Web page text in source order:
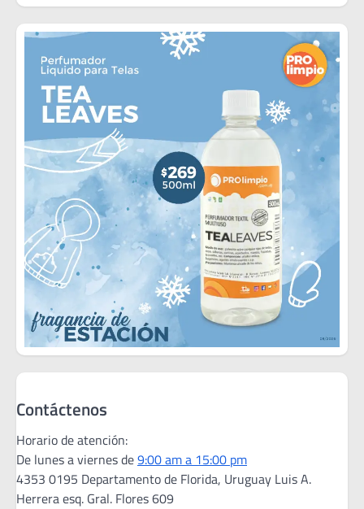
Contáctenos
Horario de atención:
De lunes a viernes de9:00 am a 15:00 pm
4353 0195 Departamento de Florida, Uruguay Luis A.
Herrera esq. Gral. Flores 609